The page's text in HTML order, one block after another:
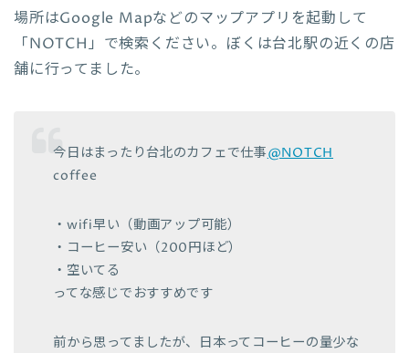
場所はGoogle Mapなどのマップアプリを起動して
「NOTCH」で検索ください。ぼくは台北駅の近くの店
舗に行ってました。
今日はまったり台北のカフェで仕事@NOTCH
coffee
・wifi早い（動画アップ可能）
・コーヒー安い（200円ほど）
・空いてる
ってな感じでおすすめです
前から思ってましたが、日本ってコーヒーの量少な